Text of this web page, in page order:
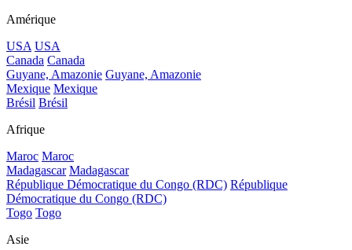
Amérique
USA USA
Canada Canada
Guyane, Amazonie Guyane, Amazonie
Mexique Mexique
Brésil Brésil
Afrique
Maroc Maroc
Madagascar Madagascar
République Démocratique du Congo (RDC) République
Démocratique du Congo (RDC)
Togo Togo
Asie